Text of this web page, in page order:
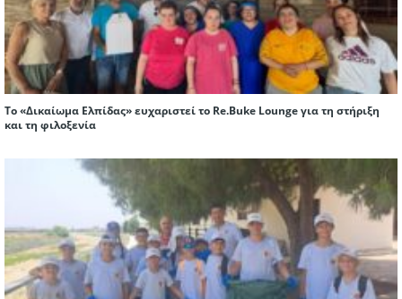
Το «Δικαίωμα Ελπίδας» ευχαριστεί το Re.Buke Lounge για τη στήριξη
και τη φιλοξενία